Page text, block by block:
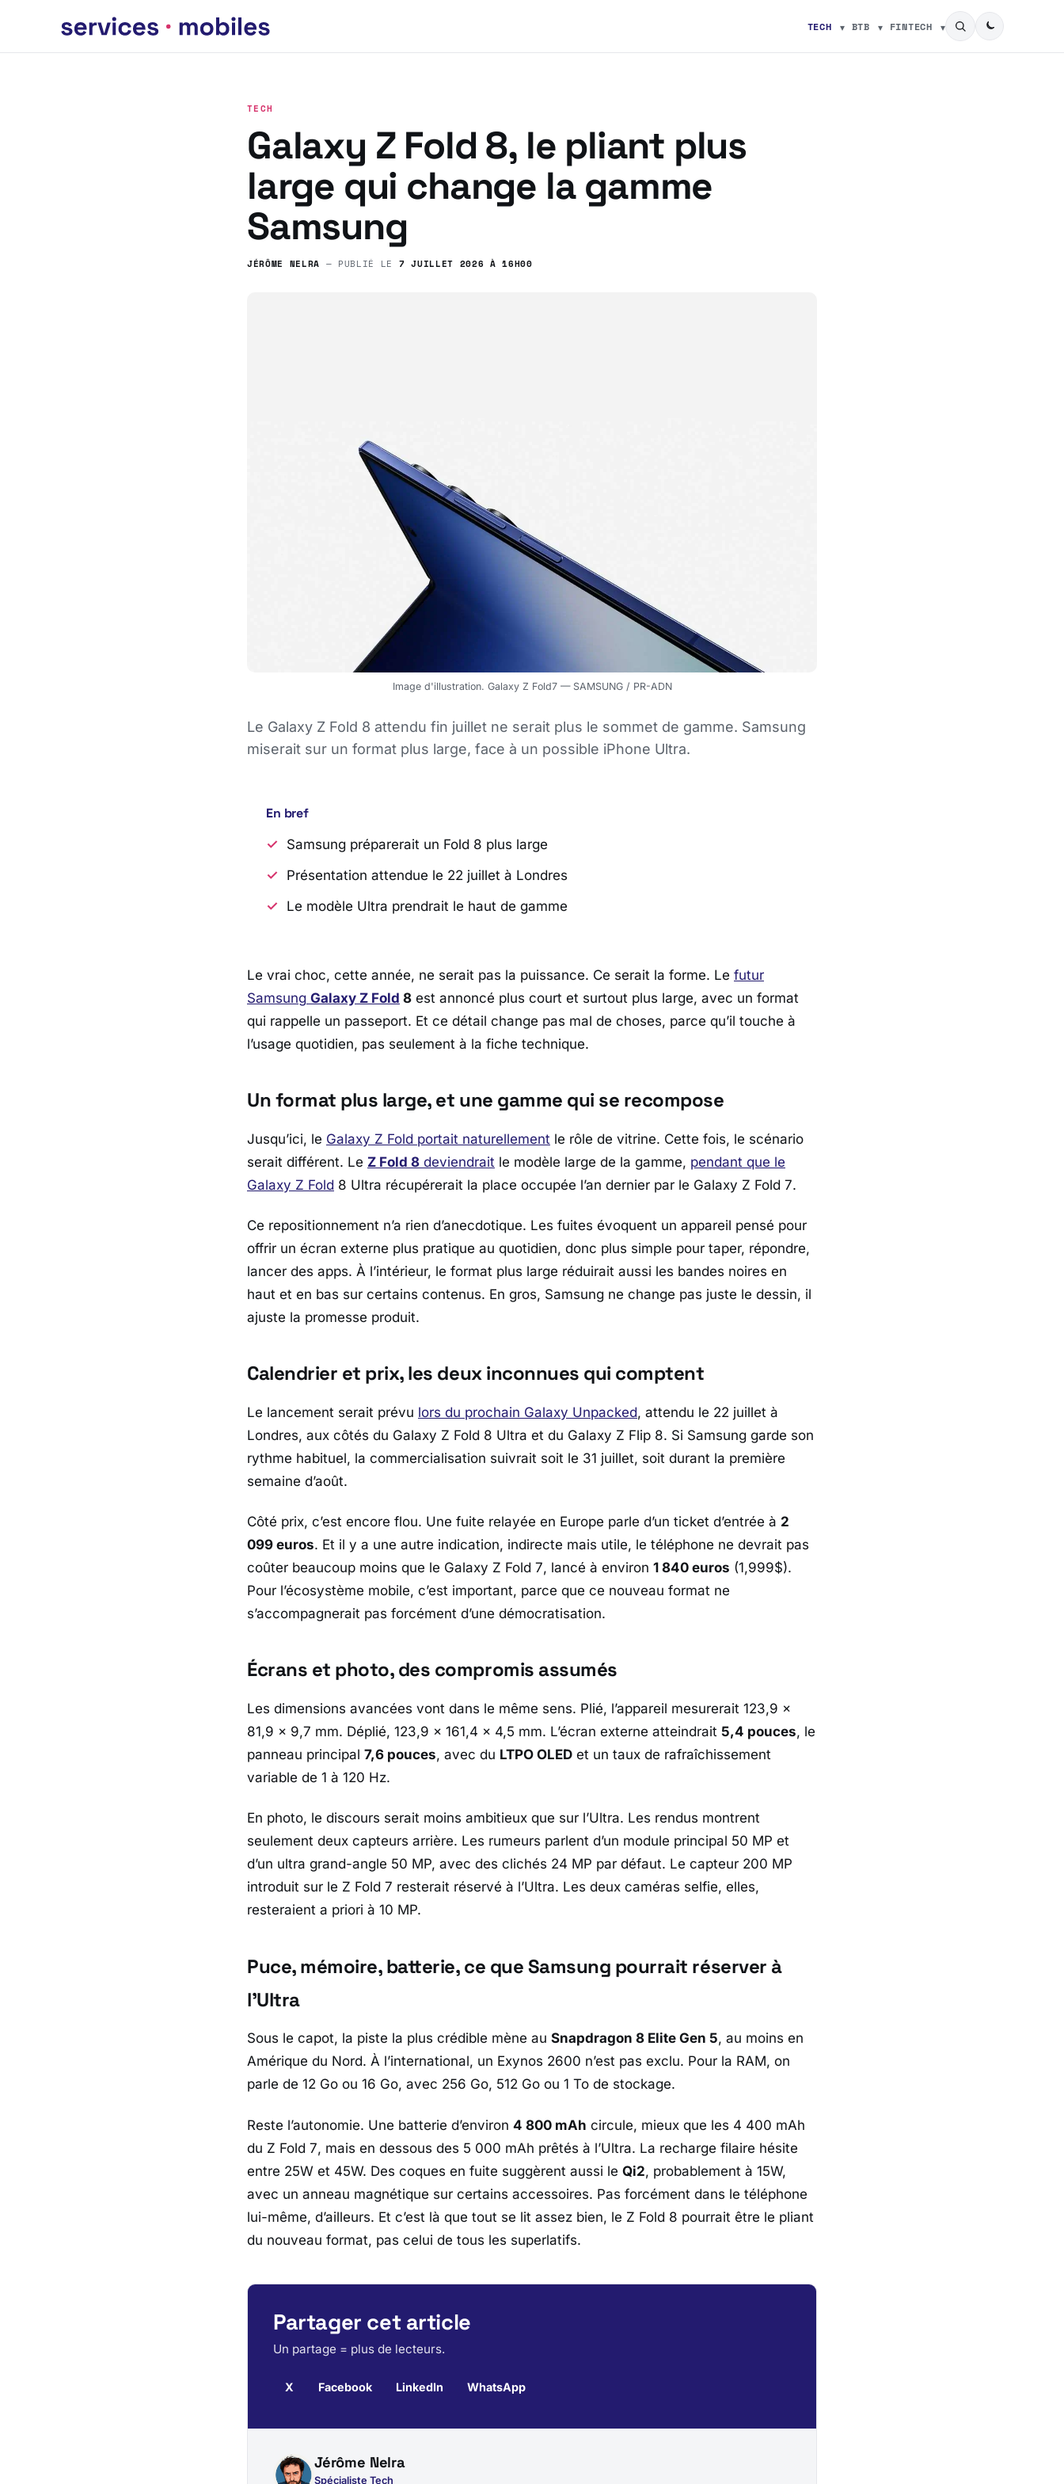
TECH BTB FINTECH
TECH
Galaxy Z Fold 8, le pliant plus
large qui change la gamme
Samsung
JÉRÔME NELRA — PUBLIÉ LE 7 JUILLET 2026 À 16H00
Image d'illustration. Galaxy Z Fold7 — SAMSUNG / PR-ADN
Le Galaxy Z Fold 8 attendu fin juillet ne serait plus le sommet de gamme. Samsung
miserait sur un format plus large, face à un possible iPhone Ultra.
En bref
Samsung préparerait un Fold 8 plus large
Présentation attendue le 22 juillet à Londres
Le modèle Ultra prendrait le haut de gamme
Le vrai choc, cette année, ne serait pas la puissance. Ce serait la forme. Le futur
Samsung Galaxy Z Fold 8 est annoncé plus court et surtout plus large, avec un format
qui rappelle un passeport. Et ce détail change pas mal de choses, parce qu’il touche à
l’usage quotidien, pas seulement à la fiche technique.
Un format plus large, et une gamme qui se recompose
Jusqu’ici, le Galaxy Z Fold portait naturellement le rôle de vitrine. Cette fois, le scénario
serait différent. Le Z Fold 8 deviendrait le modèle large de la gamme, pendant que le
Galaxy Z Fold 8 Ultra récupérerait la place occupée l’an dernier par le Galaxy Z Fold 7.
Ce repositionnement n’a rien d’anecdotique. Les fuites évoquent un appareil pensé pour
offrir un écran externe plus pratique au quotidien, donc plus simple pour taper, répondre,
lancer des apps. À l’intérieur, le format plus large réduirait aussi les bandes noires en
haut et en bas sur certains contenus. En gros, Samsung ne change pas juste le dessin, il
ajuste la promesse produit.
Calendrier et prix, les deux inconnues qui comptent
Le lancement serait prévu lors du prochain Galaxy Unpacked, attendu le 22 juillet à
Londres, aux côtés du Galaxy Z Fold 8 Ultra et du Galaxy Z Flip 8. Si Samsung garde son
rythme habituel, la commercialisation suivrait soit le 31 juillet, soit durant la première
semaine d’août.
Côté prix, c’est encore flou. Une fuite relayée en Europe parle d’un ticket d’entrée à 2
099 euros. Et il y a une autre indication, indirecte mais utile, le téléphone ne devrait pas
coûter beaucoup moins que le Galaxy Z Fold 7, lancé à environ 1 840 euros (1,999$).
Pour l’écosystème mobile, c’est important, parce que ce nouveau format ne
s’accompagnerait pas forcément d’une démocratisation.
Écrans et photo, des compromis assumés
Les dimensions avancées vont dans le même sens. Plié, l’appareil mesurerait 123,9 x
81,9 x 9,7 mm. Déplié, 123,9 x 161,4 x 4,5 mm. L’écran externe atteindrait 5,4 pouces, le
panneau principal 7,6 pouces, avec du LTPO OLED et un taux de rafraîchissement
variable de 1 à 120 Hz.
En photo, le discours serait moins ambitieux que sur l’Ultra. Les rendus montrent
seulement deux capteurs arrière. Les rumeurs parlent d’un module principal 50 MP et
d’un ultra grand-angle 50 MP, avec des clichés 24 MP par défaut. Le capteur 200 MP
introduit sur le Z Fold 7 resterait réservé à l’Ultra. Les deux caméras selfie, elles,
resteraient a priori à 10 MP.
Puce, mémoire, batterie, ce que Samsung pourrait réserver à
l’Ultra
Sous le capot, la piste la plus crédible mène au Snapdragon 8 Elite Gen 5, au moins en
Amérique du Nord. À l’international, un Exynos 2600 n’est pas exclu. Pour la RAM, on
parle de 12 Go ou 16 Go, avec 256 Go, 512 Go ou 1 To de stockage.
Reste l’autonomie. Une batterie d’environ 4 800 mAh circule, mieux que les 4 400 mAh
du Z Fold 7, mais en dessous des 5 000 mAh prêtés à l’Ultra. La recharge filaire hésite
entre 25W et 45W. Des coques en fuite suggèrent aussi le Qi2, probablement à 15W,
avec un anneau magnétique sur certains accessoires. Pas forcément dans le téléphone
lui-même, d’ailleurs. Et c’est là que tout se lit assez bien, le Z Fold 8 pourrait être le pliant
du nouveau format, pas celui de tous les superlatifs.
Partager cet article
Un partage = plus de lecteurs.
X Facebook LinkedIn WhatsApp
Jérôme Nelra
Spécialiste Tech